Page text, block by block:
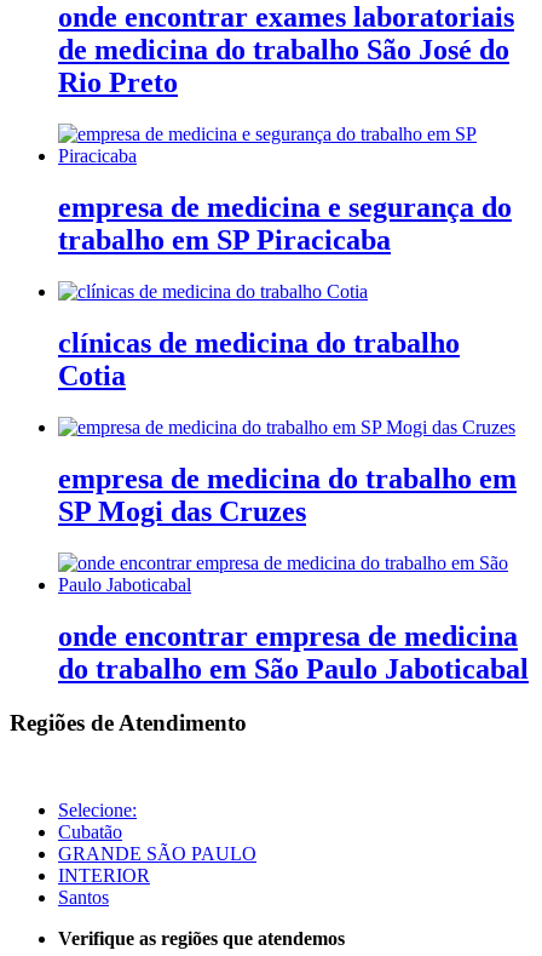
onde encontrar exames laboratoriais
de medicina do trabalho São José do
Rio Preto
empresa de medicina e segurança do
trabalho em SP Piracicaba
clínicas de medicina do trabalho
Cotia
empresa de medicina do trabalho em
SP Mogi das Cruzes
onde encontrar empresa de medicina
do trabalho em São Paulo Jaboticabal
Regiões de Atendimento
Selecione:
Cubatão
GRANDE SÃO PAULO
INTERIOR
Santos
Verifique as regiões que atendemos